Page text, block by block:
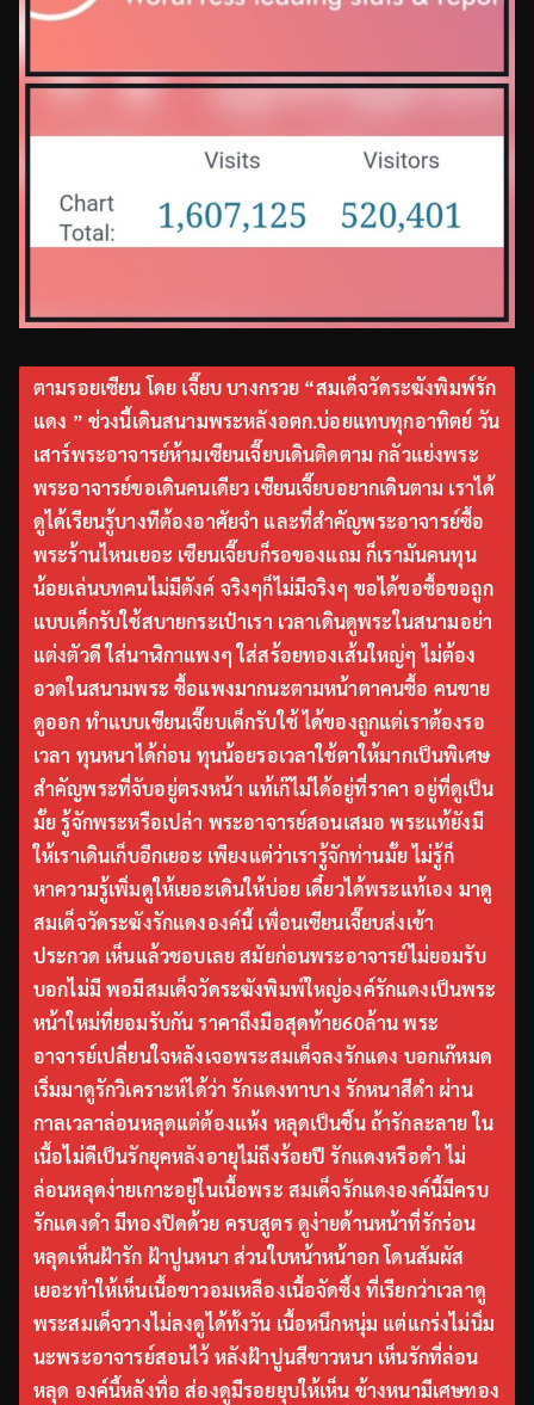
ตามรอยเซียน โดย เจี๊ยบ บางกรวย “สมเด็จวัดระฆังพิมพ์รัก
แดง ” ช่วงนี้เดินสนามพระหลังอตก.บ่อยแทบทุกอาทิตย์ วัน
เสาร์พระอาจารย์ห้ามเซียนเจี๊ยบเดินติดตาม กลัวแย่งพระ
พระอาจารย์ขอเดินคนเดียว เซียนเจี๊ยบอยากเดินตาม เราได้
ดูได้เรียนรู้บางทีต้องอาศัยจำ และที่สำคัญพระอาจารย์ซื้อ
พระร้านไหนเยอะ เซียนเจี๊ยบก็รอของแถม ก็เรามันคนทุน
น้อยเล่นบทคนไม่มีตังค์ จริงๆก็ไม่มีจริงๆ ขอได้ขอซื้อขอถูก
แบบเด็กรับใช้สบายกระเป๋าเรา เวลาเดินดูพระในสนามอย่า
แต่งตัวดี ใส่นาฬิกาแพงๆ ใส่สร้อยทองเส้นใหญ่ๆ ไม่ต้อง
อวดในสนามพระ ซื้อแพงมากนะตามหน้าตาคนซื้อ คนขาย
ดูออก ทำแบบเซียนเจี๊ยบเด็กรับใช้ ได้ของถูกแต่เราต้องรอ
เวลา ทุนหนาได้ก่อน ทุนน้อยรอเวลาใช้ตาให้มากเป็นพิเศษ
สำคัญพระที่จับอยู่ตรงหน้า แท้เก๊ไม่ได้อยู่ที่ราคา อยู่ที่ดูเป็น
มั้ย รู้จักพระหรือเปล่า พระอาจารย์สอนเสมอ พระแท้ยังมี
ให้เราเดินเก็บอีกเยอะ เพียงแต่ว่าเรารู้จักท่านมั้ย ไม่รู้ก็
หาความรู้เพิ่มดูให้เยอะเดินให้บ่อย เดี๋ยวได้พระแท้เอง มาดู
สมเด็จวัดระฆังรักแดงองค์นี้ เพื่อนเซียนเจี๊ยบส่งเข้า
ประกวด เห็นแล้วชอบเลย สมัยก่อนพระอาจารย์ไม่ยอมรับ
บอกไม่มี พอมีสมเด็จวัดระฆังพิมพ์ใหญ่องค์รักแดงเป็นพระ
หน้าใหม่ที่ยอมรับกัน ราคาถึงมือสุดท้าย60ล้าน พระ
อาจารย์เปลี่ยนใจหลังเจอพระสมเด็จลงรักแดง บอกเก๊หมด
เริ่มมาดูรักวิเคราะห์ได้ว่า รักแดงทาบาง รักหนาสีดำ ผ่าน
กาลเวลาล่อนหลุดแต่ต้องแห้ง หลุดเป็นชิ้น ถ้ารักละลาย ใน
เนื้อไม่ดีเป็นรักยุคหลังอายุไม่ถึงร้อยปี รักแดงหรือดำ ไม่
ล่อนหลุดง่ายเกาะอยู่ในเนื้อพระ สมเด็จรักแดงองค์นี้มีครบ
รักแดงดำ มีทองปิดด้วย ครบสูตร ดูง่ายด้านหน้าที่รักร่อน
หลุดเห็นฝ้ารัก ฝ้าปูนหนา ส่วนใบหน้าหน้าอก โดนสัมผัส
เยอะทำให้เห็นเนื้อขาวอมเหลืองเนื้อจัดซึ้ง ที่เรียกว่าเวลาดู
พระสมเด็จวางไม่ลงดูได้ทั้งวัน เนื้อหนึกหนุ่ม แต่แกร่งไม่นิ่ม
นะพระอาจารย์สอนไว้ หลังฝ้าปูนสีขาวหนา เห็นรักที่ล่อน
หลุด องค์นี้หลังทื่อ ส่องดูมีรอยยุบให้เห็น ข้างหนามีเศษทอง